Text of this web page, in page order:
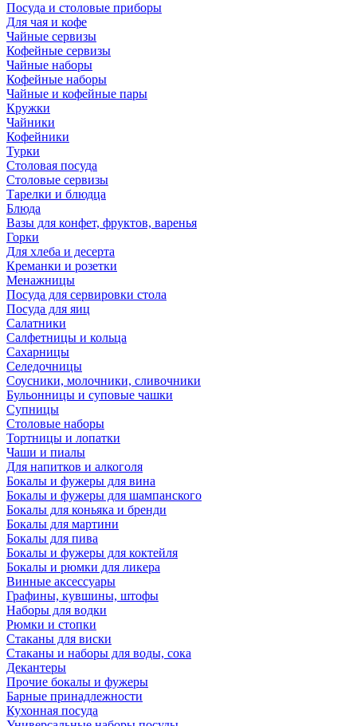
Посуда и столовые приборы
Для чая и кофе
Чайные сервизы
Кофейные сервизы
Чайные наборы
Кофейные наборы
Чайные и кофейные пары
Кружки
Чайники
Кофейники
Турки
Столовая посуда
Столовые сервизы
Тарелки и блюдца
Блюда
Вазы для конфет, фруктов, варенья
Горки
Для хлеба и десерта
Креманки и розетки
Менажницы
Посуда для сервировки стола
Посуда для яиц
Салатники
Салфетницы и кольца
Сахарницы
Селедочницы
Соусники, молочники, сливочники
Бульонницы и суповые чашки
Супницы
Столовые наборы
Тортницы и лопатки
Чаши и пиалы
Для напитков и алкоголя
Бокалы и фужеры для вина
Бокалы и фужеры для шампанского
Бокалы для коньяка и бренди
Бокалы для мартини
Бокалы для пива
Бокалы и фужеры для коктейля
Бокалы и рюмки для ликера
Винные аксессуары
Графины, кувшины, штофы
Наборы для водки
Рюмки и стопки
Стаканы для виски
Стаканы и наборы для воды, сока
Декантеры
Прочие бокалы и фужеры
Барные принадлежности
Кухонная посуда